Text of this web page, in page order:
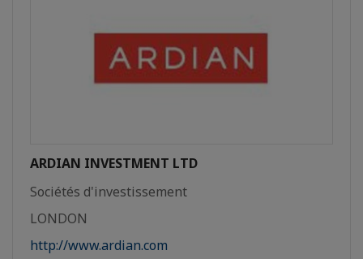
ARDIAN INVESTMENT LTD
Sociétés d'investissement
LONDON
http://www.ardian.com